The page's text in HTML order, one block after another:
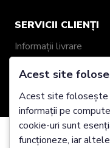
SERVICII CLIENȚI
Informații livrare
Ghid mărimi
Împachetare cadou
Acest site
Acest site folosește
informații pe
cookie-uri sunt
funcționeze, iar